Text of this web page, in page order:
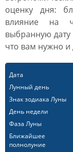
оценку дня:
влияние на
выбранную дату
что вам нужно
Дата
Лунный день
Знак зодиака Луны
День недели
Фаза Луны
Ближайшее
полнолуние